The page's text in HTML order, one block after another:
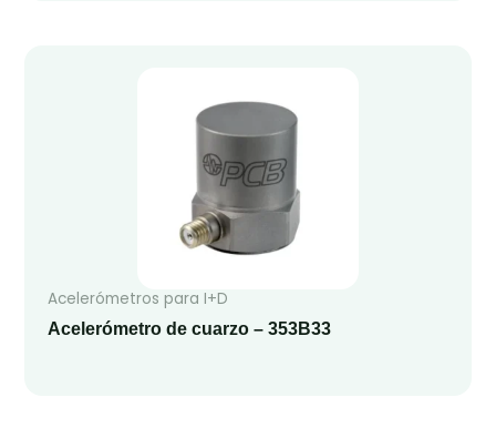
Acelerómetros para I+D
Acelerómetro de cuarzo – 353B33